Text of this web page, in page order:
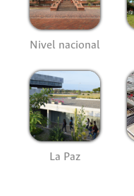
Nivel nacional
La Paz